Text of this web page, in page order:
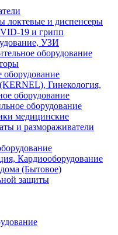
локтевые и диспенсеры
19 и грипп
УЗИ
оборудование
оборудование
Гинекология,
оборудование
оборудование
медицинские
и размораживатели
Кардиооборудование
(Бытовое)
защиты